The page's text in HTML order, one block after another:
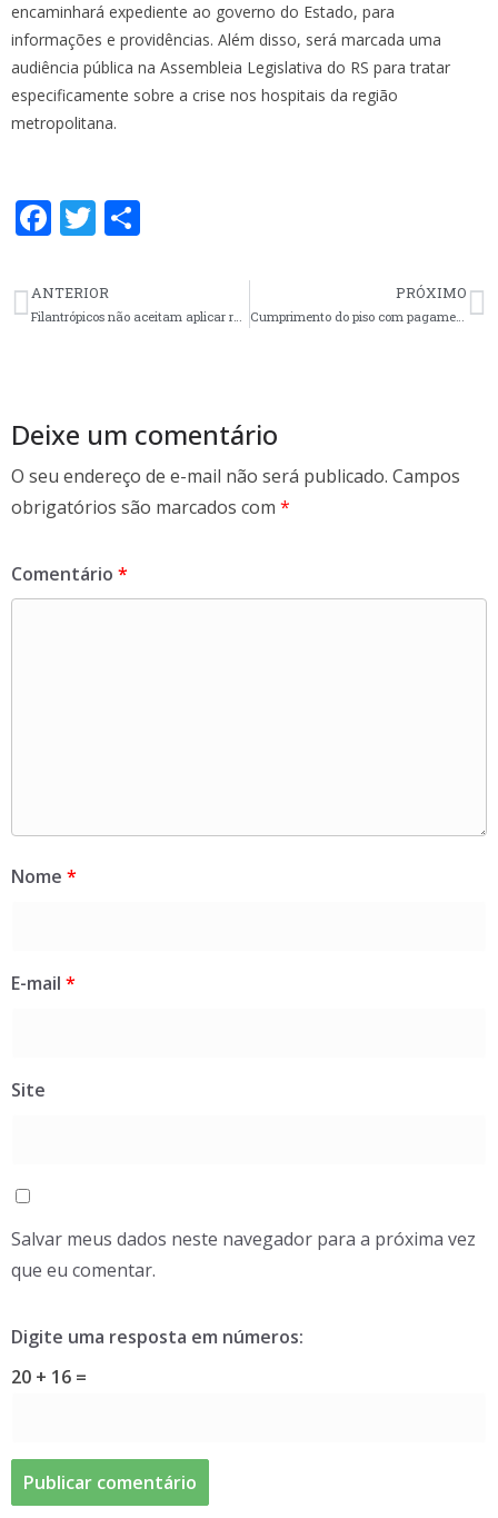
encaminhará expediente ao governo do Estado, para
informações e providências. Além disso, será marcada uma
audiência pública na Assembleia Legislativa do RS para tratar
especificamente sobre a crise nos hospitais da região
metropolitana.
F
e
b
k
T
itt
er e
ANTERIOR
Filantrópicos não aceitam aplicar reajuste sobre o piso salarial da enfermagem e negociação não avança mais uma vez
PRÓXIMO
Cumprimento do piso com pagamento retroativo na negociação com a Unimed Pelotas
Deixe um comentário
O seu endereço de e-mail não será publicado. Campos
obrigatórios são marcados com *
Comentário *
Nome *
E-mail *
Site
Salvar meus dados neste navegador para a próxima vez
que eu comentar.
Digite uma resposta em números:
20 + 16 =